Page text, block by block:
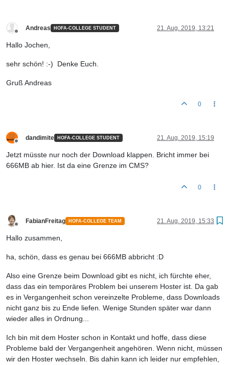
Andreas HOFA-COLLEGE STUDENT 21. Aug. 2019, 13:21
Hallo Jochen,
sehr schön! :-) Denke Euch.
Gruß Andreas
0
dandimite HOFA-COLLEGE STUDENT 21. Aug. 2019, 15:19
Jetzt müsste nur noch der Download klappen. Bricht immer bei
666MB ab hier. Ist da eine Grenze im CMS?
0
FabianFreitag HOFA-COLLEGE TEAM 21. Aug. 2019, 15:33
Hallo zusammen,
ha, schön, dass es genau bei 666MB abbricht :D
Also eine Grenze beim Download gibt es nicht, ich fürchte eher,
dass das ein temporäres Problem bei unserem Hoster ist. Da gab
es in Vergangenheit schon vereinzelte Probleme, dass Downloads
nicht ganz bis zu Ende liefen. Wenige Stunden später war dann
wieder alles in Ordnung...
Ich bin mit dem Hoster schon in Kontakt und hoffe, dass diese
Probleme bald der Vergangenheit angehören. Wenn nicht, müssen
wir den Hoster wechseln. Bis dahin kann ich leider nur empfehlen,